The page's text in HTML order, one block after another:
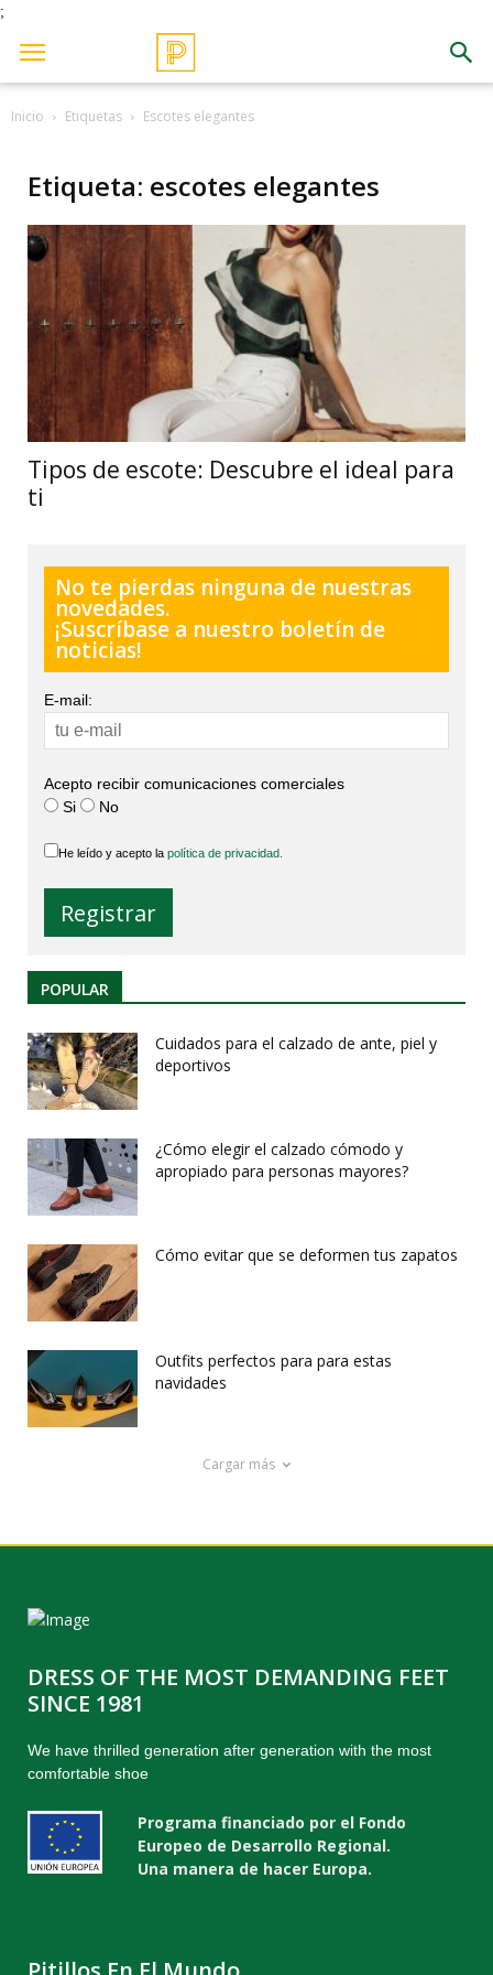
;
Inicio Etiquetas Escotes elegantes
Etiqueta: escotes elegantes
Tipos de escote: Descubre el ideal para
ti
No te pierdas ninguna de nuestras
novedades.
¡Suscríbase a nuestro boletín de
noticias!
E-mail:
Acepto recibir comunicaciones comerciales
Si
No
He leído y acepto la política de privacidad.
POPULAR
Cuidados para el calzado de ante, piel y
deportivos
¿Cómo elegir el calzado cómodo y
apropiado para personas mayores?
Cómo evitar que se deformen tus zapatos
Outfits perfectos para para estas
navidades
Cargar más
DRESS OF THE MOST DEMANDING FEET
SINCE 1981
We have thrilled generation after generation with the most
comfortable shoe
Programa financiado por el Fondo
Europeo de Desarrollo Regional.
Una manera de hacer Europa.